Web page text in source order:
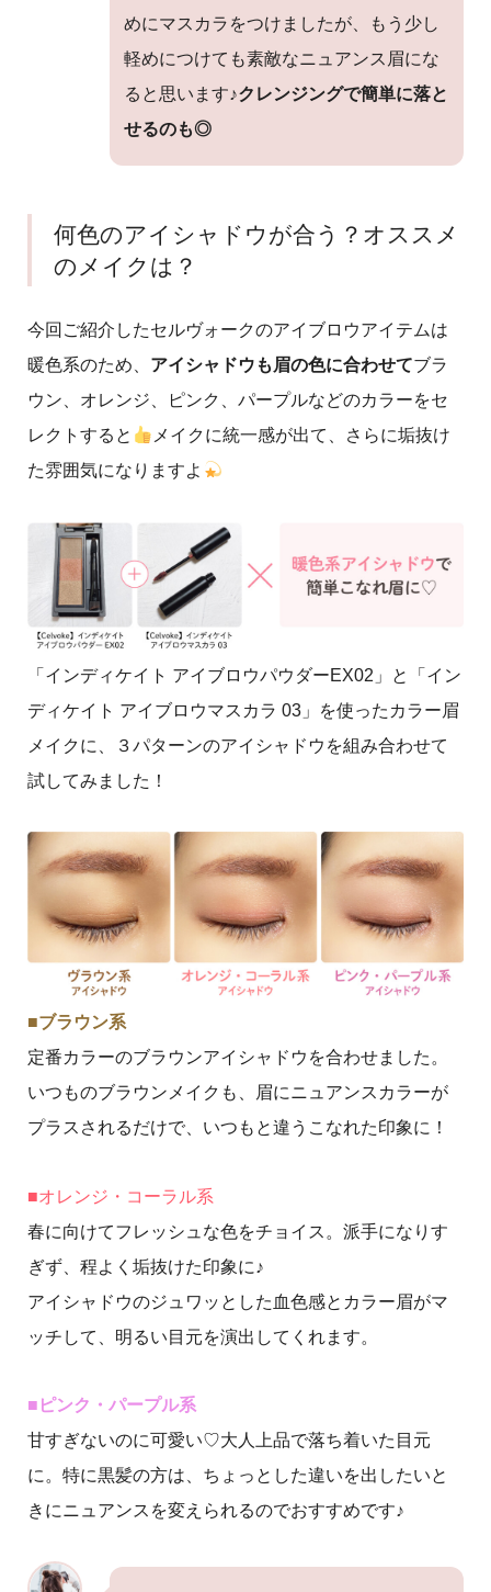
めにマスカラをつけましたが、もう少し
軽めにつけても素敵なニュアンス眉にな
ると思います♪クレンジングで簡単に落と
せるのも◎
何色のアイシャドウが合う？オススメ
のメイクは？
今回ご紹介したセルヴォークのアイブロウアイテムは
暖色系のため、 アイシャドウも眉の色に合わせてブラ
ウン、オレンジ、ピンク、パープルなどのカラーをセ
レクトすると
メイクに統一感が出て、さらに垢抜け
た雰囲気になりますよ
「インディケイト アイブロウパウダーEX02」と「イン
ディケイト アイブロウマスカラ 03」を使ったカラー眉
メイクに、３パターンのアイシャドウを組み合わせて
試してみました！
■ブラウン系
定番カラーのブラウンアイシャドウを合わせました。
いつものブラウンメイクも、眉にニュアンスカラーが
プラスされるだけで、いつもと違うこなれた印象に！
■オレンジ・コーラル系
春に向けてフレッシュな色をチョイス。派手になりす
ぎず、程よく垢抜けた印象に♪
アイシャドウのジュワッとした血色感とカラー眉がマ
ッチして、 明るい目元を演出してくれます。
■ピンク・パープル系
甘すぎないのに可愛い♡大人上品で落ち着いた目元
に。特に黒髪の方は、ちょっとした違いを出したいと
きにニュアンスを変えられるのでおすすめです♪